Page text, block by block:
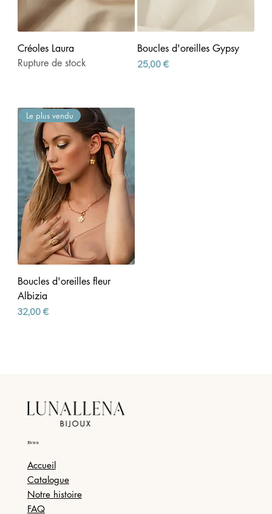
Créoles Laura
Rupture de stock
Boucles d'oreilles Gypsy
Prix
25,00 €
Le plus vendu
Boucles d'oreilles fleur
Albizia
Prix
32,00 €
Menu
Accueil
Catalogue
Notre histoire
FAQ